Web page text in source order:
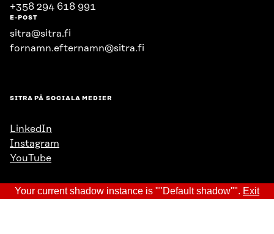
+358 294 618 991
E-POST
sitra@sitra.fi
fornamn.efternamn@sitra.fi
SITRA PÅ SOCIALA MEDIER
LinkedIn
Instagram
YouTube
Your current shadow instance is ""Default shadow"". Exit